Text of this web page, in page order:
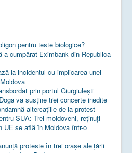
pentru teste biologice?
a cumpărat Eximbank din Republica
la incidentul cu implicarea unei
prin portul Giurgiulești
va susţine trei concerte inedite
altercaţiile de la protest
SUA: Trei moldoveni, reținuți
UE se află în Moldova într-o
proteste în trei orașe ale țării